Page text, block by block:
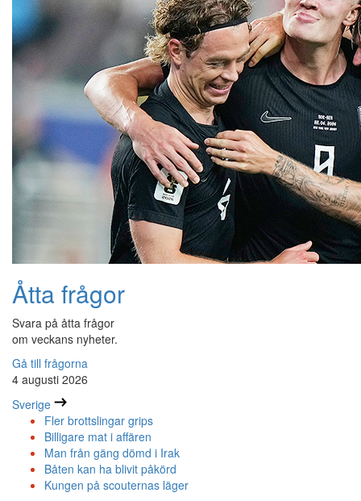
Åtta frågor
Svara på åtta frågor
om veckans nyheter.
Gå till frågorna
4 augusti 2026
Sverige
Fler brottslingar grips
Billigare mat i affären
Man från gäng dömd i Irak
Båten kan ha blivit påkörd
Kungen på scouternas läger